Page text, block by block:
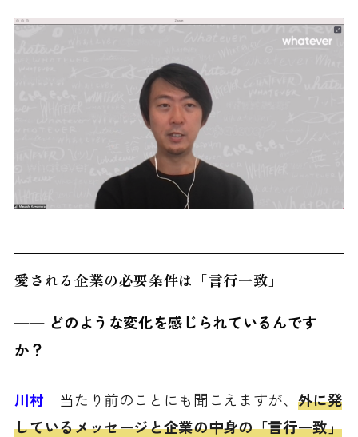
愛される企業の必要条件は「言行一致」
── どのような変化を感じられているんです
か？
川村 当たり前のことにも聞こえますが、 外に発
しているメッセージと企業の中身の「言行一致」